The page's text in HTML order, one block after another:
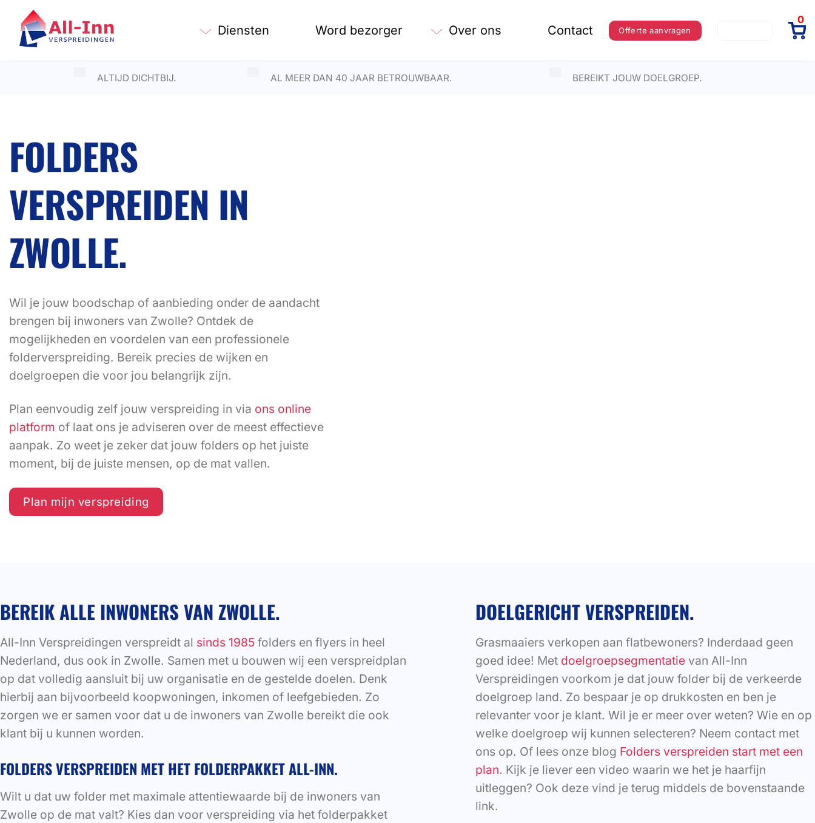
naar
inhoud
Diensten Word bezorger Over ons Contact Offerte aanvragen
0
ALTIJD DICHTBIJ. AL MEER DAN 40 JAAR BETROUWBAAR. BEREIKT JOUW DOELGROEP.
FOLDERS
VERSPREIDEN IN
ZWOLLE.
Wil je jouw boodschap of aanbieding onder de aandacht
brengen bij inwoners van Zwolle? Ontdek de
mogelijkheden en voordelen van een professionele
folderverspreiding. Bereik precies de wijken en
doelgroepen die voor jou belangrijk zijn.
Plan eenvoudig zelf jouw verspreiding in via ons online
platform of laat ons je adviseren over de meest effectieve
aanpak. Zo weet je zeker dat jouw folders op het juiste
moment, bij de juiste mensen, op de mat vallen.
Plan mijn verspreiding
BEREIK ALLE INWONERS VAN ZWOLLE.
All-Inn Verspreidingen verspreidt al sinds 1985 folders en flyers in heel
Nederland, dus ook in Zwolle. Samen met u bouwen wij een verspreidplan
op dat volledig aansluit bij uw organisatie en de gestelde doelen. Denk
hierbij aan bijvoorbeeld koopwoningen, inkomen of leefgebieden. Zo
zorgen we er samen voor dat u de inwoners van Zwolle bereikt die ook
klant bij u kunnen worden.
FOLDERS VERSPREIDEN MET HET FOLDERPAKKET ALL-INN.
Wilt u dat uw folder met maximale attentiewaarde bij de inwoners van
Zwolle op de mat valt? Kies dan voor verspreiding via het folderpakket
DOELGERICHT VERSPREIDEN.
Grasmaaiers verkopen aan flatbewoners? Inderdaad geen
goed idee! Met doelgroepsegmentatie van All-Inn
Verspreidingen voorkom je dat jouw folder bij de verkeerde
doelgroep land. Zo bespaar je op drukkosten en ben je
relevanter voor je klant. Wil je er meer over weten? Wie en op
welke doelgroep wij kunnen selecteren? Neem contact met
ons op. Of lees onze blog Folders verspreiden start met een
plan. Kijk je liever een video waarin we het je haarfijn
uitleggen? Ook deze vind je terug middels de bovenstaande
link.